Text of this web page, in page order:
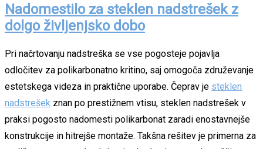
Nadomestilo za steklen nadstrešek z
dolgo življenjsko dobo
Pri načrtovanju nadstreška se vse pogosteje pojavlja
odločitev za polikarbonatno kritino, saj omogoča združevanje
estetskega videza in praktične uporabe. Čeprav je steklen
nadstrešek znan po prestižnem vtisu, steklen nadstrešek v
praksi pogosto nadomesti polikarbonat zaradi enostavnejše
konstrukcije in hitrejše montaže. Takšna rešitev je primerna za